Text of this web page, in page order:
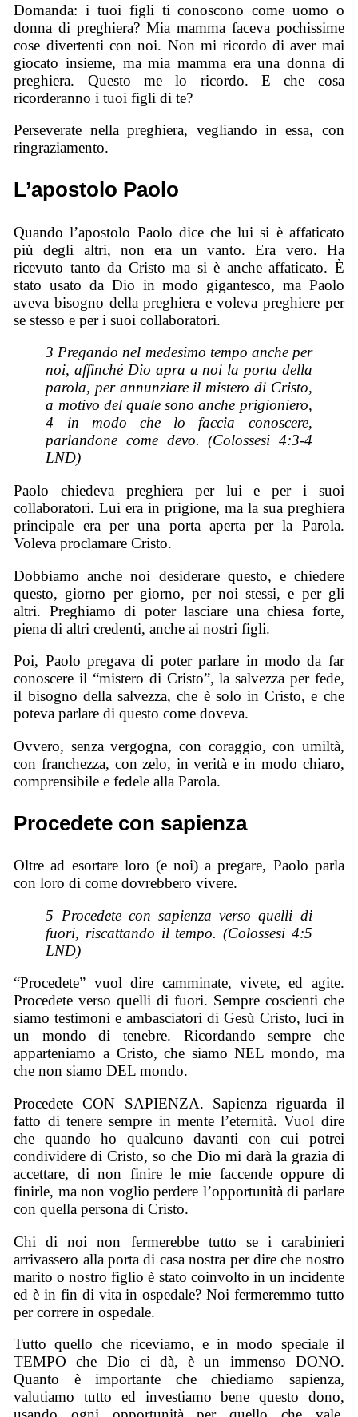
Domanda: i tuoi figli ti conoscono come uomo o
donna di preghiera? Mia mamma faceva pochissime
cose divertenti con noi. Non mi ricordo di aver mai
giocato insieme, ma mia mamma era una donna di
preghiera. Questo me lo ricordo. E che cosa
ricorderanno i tuoi figli di te?
Perseverate nella preghiera, vegliando in essa, con
ringraziamento.
L’apostolo Paolo
Quando l’apostolo Paolo dice che lui si è affaticato
più degli altri, non era un vanto. Era vero. Ha
ricevuto tanto da Cristo ma si è anche affaticato. È
stato usato da Dio in modo gigantesco, ma Paolo
aveva bisogno della preghiera e voleva preghiere per
se stesso e per i suoi collaboratori.
3 Pregando nel medesimo tempo anche per
noi, affinché Dio apra a noi la porta della
parola, per annunziare il mistero di Cristo,
a motivo del quale sono anche prigioniero,
4 in modo che lo faccia conoscere,
parlandone come devo. (Colossesi 4:3-4
LND)
Paolo chiedeva preghiera per lui e per i suoi
collaboratori. Lui era in prigione, ma la sua preghiera
principale era per una porta aperta per la Parola.
Voleva proclamare Cristo.
Dobbiamo anche noi desiderare questo, e chiedere
questo, giorno per giorno, per noi stessi, e per gli
altri. Preghiamo di poter lasciare una chiesa forte,
piena di altri credenti, anche ai nostri figli.
Poi, Paolo pregava di poter parlare in modo da far
conoscere il “mistero di Cristo”, la salvezza per fede,
il bisogno della salvezza, che è solo in Cristo, e che
poteva parlare di questo come doveva.
Ovvero, senza vergogna, con coraggio, con umiltà,
con franchezza, con zelo, in verità e in modo chiaro,
comprensibile e fedele alla Parola.
Procedete con sapienza
Oltre ad esortare loro (e noi) a pregare, Paolo parla
con loro di come dovrebbero vivere.
5 Procedete con sapienza verso quelli di
fuori, riscattando il tempo. (Colossesi 4:5
LND)
“Procedete” vuol dire camminate, vivete, ed agite.
Procedete verso quelli di fuori. Sempre coscienti che
siamo testimoni e ambasciatori di Gesù Cristo, luci in
un mondo di tenebre. Ricordando sempre che
apparteniamo a Cristo, che siamo NEL mondo, ma
che non siamo DEL mondo.
Procedete CON SAPIENZA. Sapienza riguarda il
fatto di tenere sempre in mente l’eternità. Vuol dire
che quando ho qualcuno davanti con cui potrei
condividere di Cristo, so che Dio mi darà la grazia di
accettare, di non finire le mie faccende oppure di
finirle, ma non voglio perdere l’opportunità di parlare
con quella persona di Cristo.
Chi di noi non fermerebbe tutto se i carabinieri
arrivassero alla porta di casa nostra per dire che nostro
marito o nostro figlio è stato coinvolto in un incidente
ed è in fin di vita in ospedale? Noi fermeremmo tutto
per correre in ospedale.
Tutto quello che riceviamo, e in modo speciale il
TEMPO che Dio ci dà, è un immenso DONO.
Quanto è importante che chiediamo sapienza,
valutiamo tutto ed investiamo bene questo dono,